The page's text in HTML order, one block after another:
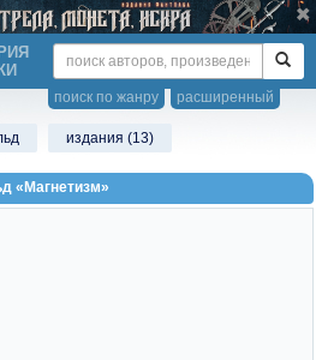
расширенный
поиск по жанру
издания (13)
«Магнетизм»